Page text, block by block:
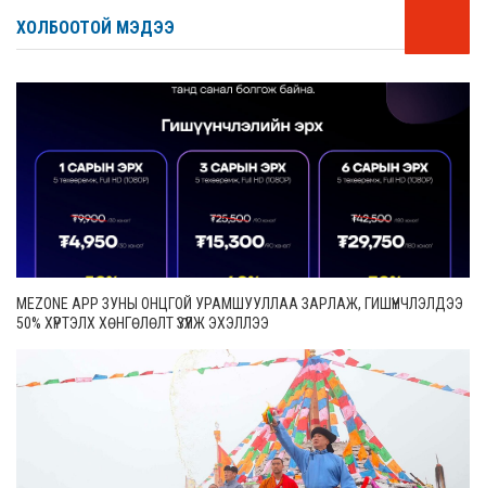
ХОЛБООТОЙ МЭДЭЭ
MEZONE APP ЗУНЫ ОНЦГОЙ УРАМШУУЛЛАА ЗАРЛАЖ, ГИШҮҮНЧЛЭЛДЭЭ
50% ХҮРТЭЛХ ХӨНГӨЛӨЛТ ҮЗҮҮЛЖ ЭХЭЛЛЭЭ